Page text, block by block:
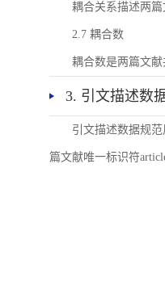
耦合关系描述两
2.7 耦合数
耦合数是两篇文
3. 引文描述数
引文描述数据规
篇文献唯一标识符